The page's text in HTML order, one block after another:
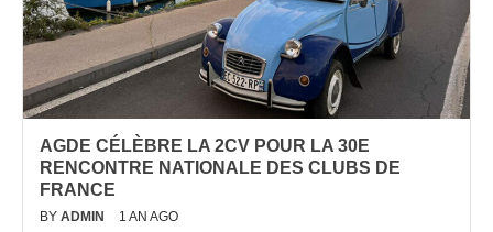
AGDE CÉLÈBRE LA 2CV POUR LA 30E
RENCONTRE NATIONALE DES CLUBS DE
FRANCE
BY ADMIN 1 AN AGO